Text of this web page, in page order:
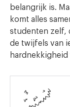
belangrijk is.
komt alles
studenten zelf,
de twijfels van